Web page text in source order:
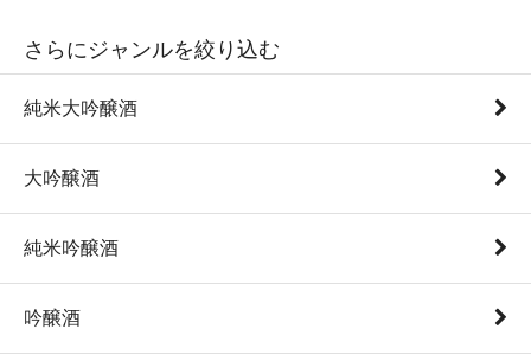
さらにジャンルを絞り込む
純米大吟醸酒
大吟醸酒
純米吟醸酒
吟醸酒